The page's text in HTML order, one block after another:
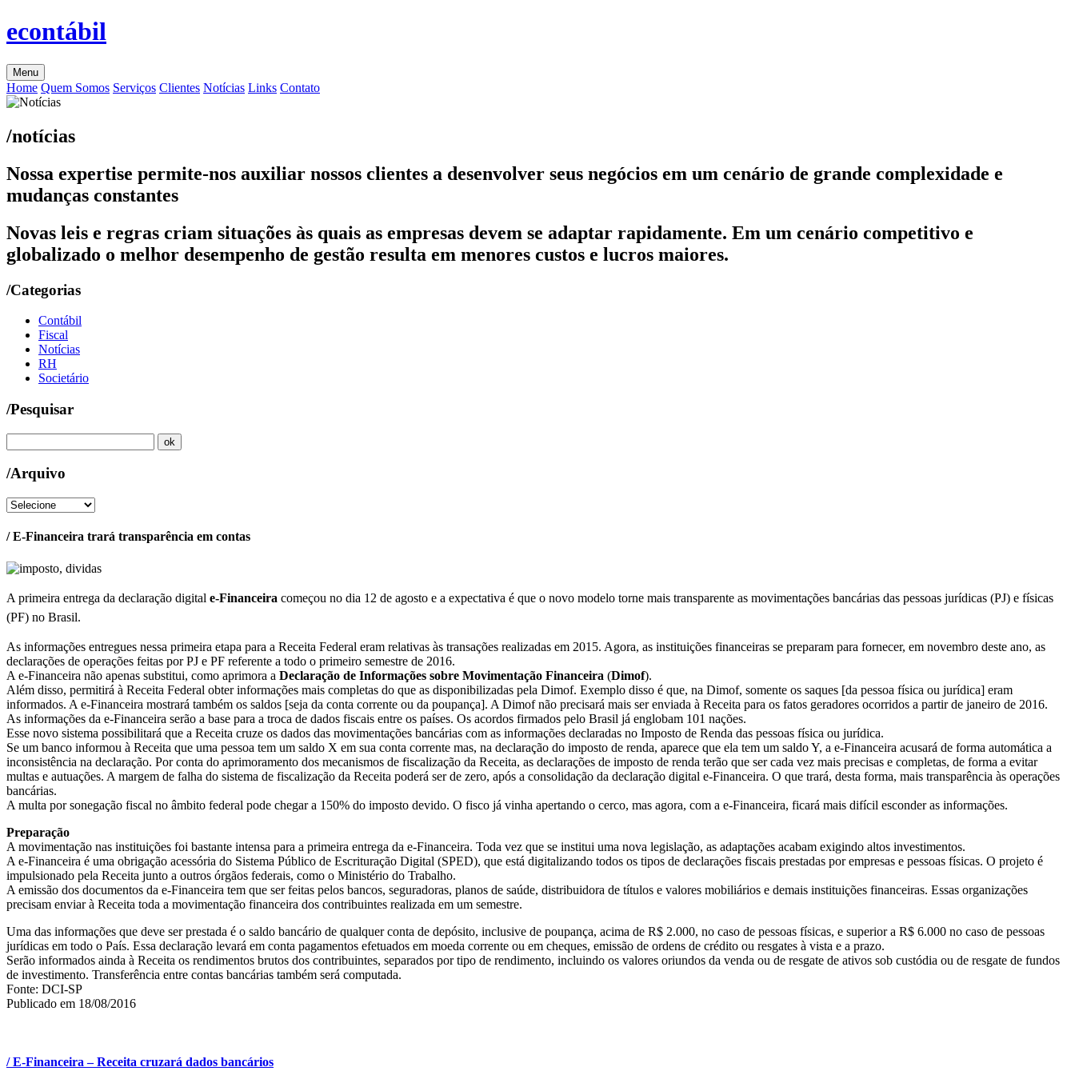
econtábil
Menu
Home Quem Somos Serviços Clientes Notícias Links Contato
/notícias
Nossa expertise permite-nos auxiliar nossos clientes a desenvolver seus negócios em um cenário de grande complexidade e
mudanças constantes
Novas leis e regras criam situações às quais as empresas devem se adaptar rapidamente. Em um cenário competitivo e
globalizado o melhor desempenho de gestão resulta em menores custos e lucros maiores.
/Categorias
Contábil
Fiscal
Notícias
RH
Societário
/Pesquisar
/Arquivo
/ E-Financeira trará transparência em contas
A primeira entrega da declaração digital e-Financeira começou no dia 12 de agosto e a expectativa é que o novo modelo torne mais transparente as movimentações bancárias das pessoas jurídicas (PJ) e físicas
(PF) no Brasil.
As informações entregues nessa primeira etapa para a Receita Federal eram relativas às transações realizadas em 2015. Agora, as instituições financeiras se preparam para fornecer, em novembro deste ano, as
declarações de operações feitas por PJ e PF referente a todo o primeiro semestre de 2016.
A e-Financeira não apenas substitui, como aprimora a Declaração de Informações sobre Movimentação Financeira (Dimof).
Além disso, permitirá à Receita Federal obter informações mais completas do que as disponibilizadas pela Dimof. Exemplo disso é que, na Dimof, somente os saques [da pessoa física ou jurídica] eram
informados. A e-Financeira mostrará também os saldos [seja da conta corrente ou da poupança]. A Dimof não precisará mais ser enviada à Receita para os fatos geradores ocorridos a partir de janeiro de 2016.
As informações da e-Financeira serão a base para a troca de dados fiscais entre os países. Os acordos firmados pelo Brasil já englobam 101 nações.
Esse novo sistema possibilitará que a Receita cruze os dados das movimentações bancárias com as informações declaradas no Imposto de Renda das pessoas física ou jurídica.
Se um banco informou à Receita que uma pessoa tem um saldo X em sua conta corrente mas, na declaração do imposto de renda, aparece que ela tem um saldo Y, a e-Financeira acusará de forma automática a
inconsistência na declaração. Por conta do aprimoramento dos mecanismos de fiscalização da Receita, as declarações de imposto de renda terão que ser cada vez mais precisas e completas, de forma a evitar
multas e autuações. A margem de falha do sistema de fiscalização da Receita poderá ser de zero, após a consolidação da declaração digital e-Financeira. O que trará, desta forma, mais transparência às operações
bancárias.
A multa por sonegação fiscal no âmbito federal pode chegar a 150% do imposto devido. O fisco já vinha apertando o cerco, mas agora, com a e-Financeira, ficará mais difícil esconder as informações.
Preparação
A movimentação nas instituições foi bastante intensa para a primeira entrega da e-Financeira. Toda vez que se institui uma nova legislação, as adaptações acabam exigindo altos investimentos.
A e-Financeira é uma obrigação acessória do Sistema Público de Escrituração Digital (SPED), que está digitalizando todos os tipos de declarações fiscais prestadas por empresas e pessoas físicas. O projeto é
impulsionado pela Receita junto a outros órgãos federais, como o Ministério do Trabalho.
A emissão dos documentos da e-Financeira tem que ser feitas pelos bancos, seguradoras, planos de saúde, distribuidora de títulos e valores mobiliários e demais instituições financeiras. Essas organizações
precisam enviar à Receita toda a movimentação financeira dos contribuintes realizada em um semestre.
Uma das informações que deve ser prestada é o saldo bancário de qualquer conta de depósito, inclusive de poupança, acima de R$ 2.000, no caso de pessoas físicas, e superior a R$ 6.000 no caso de pessoas
jurídicas em todo o País. Essa declaração levará em conta pagamentos efetuados em moeda corrente ou em cheques, emissão de ordens de crédito ou resgates à vista e a prazo.
Serão informados ainda à Receita os rendimentos brutos dos contribuintes, separados por tipo de rendimento, incluindo os valores oriundos da venda ou de resgate de ativos sob custódia ou de resgate de fundos
de investimento. Transferência entre contas bancárias também será computada.
Fonte: DCI-SP
Publicado em 18/08/2016
/ E-Financeira – Receita cruzará dados bancários